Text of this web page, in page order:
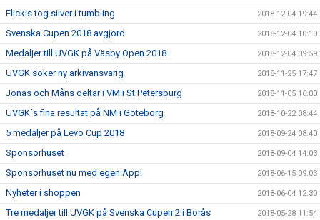
Flickis tog silver i tumbling 2018-12-04 19:44
Svenska Cupen 2018 avgjord 2018-12-04 10:10
Medaljer till UVGK på Väsby Open 2018 2018-12-04 09:59
UVGK söker ny arkivansvarig 2018-11-25 17:47
Jonas och Måns deltar i VM i St Petersburg 2018-11-05 16:00
UVGK´s fina resultat på NM i Göteborg 2018-10-22 08:44
5 medaljer på Levo Cup 2018 2018-09-24 08:40
Sponsorhuset 2018-09-04 14:03
Sponsorhuset nu med egen App! 2018-06-15 09:03
Nyheter i shoppen 2018-06-04 12:30
Tre medaljer till UVGK på Svenska Cupen 2 i Borås 2018-05-28 11:54